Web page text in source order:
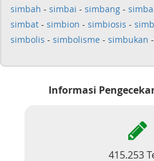
simbah - simbai - simbang -
simbat - simbion - simbiosis -
simbolis - simbolisme - simbukan -
Informasi
415.253